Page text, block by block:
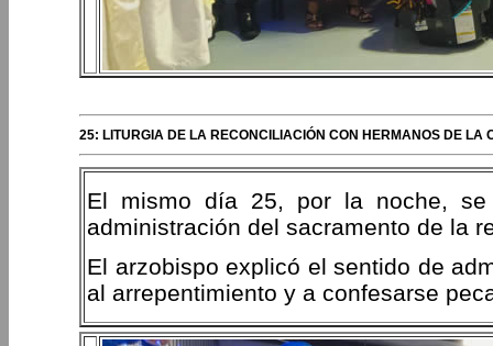
25: LITURGIA DE LA RECONCILIACIÓN CON HERMANOS DE
El mismo día 25, por la noche,
administración del sacramento de la
El arzobispo explicó el sentido de
al arrepentimiento y a confesarse